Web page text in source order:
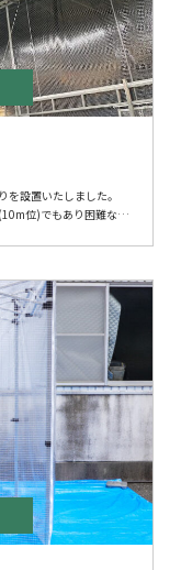
設置いたしました。
位)でもあり困難な工
分野です。